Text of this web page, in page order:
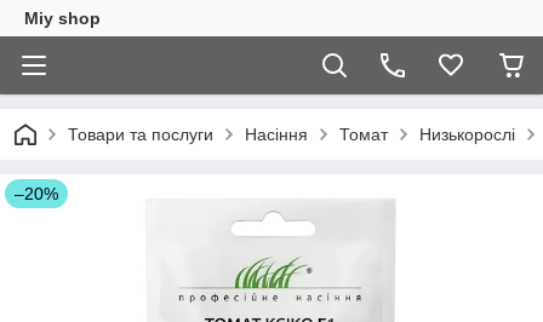
Miy shop
Товари та послуги Насіння Томат Низькорослі
–20%